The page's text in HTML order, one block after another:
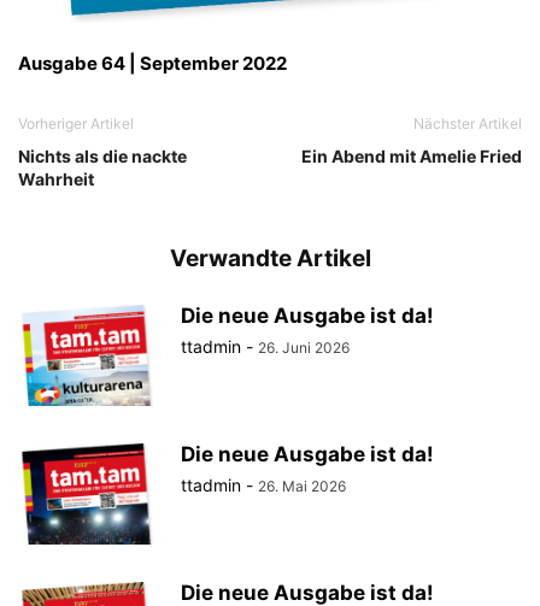
Ausgabe 64 | September 2022
Vorheriger Artikel
Nichts als die nackte
Wahrheit
Nächster Artikel
Ein Abend mit Amelie Fried
Verwandte Artikel
Die neue Ausgabe ist da!
ttadmin - 26. Juni 2026
Die neue Ausgabe ist da!
ttadmin - 26. Mai 2026
Die neue Ausgabe ist da!